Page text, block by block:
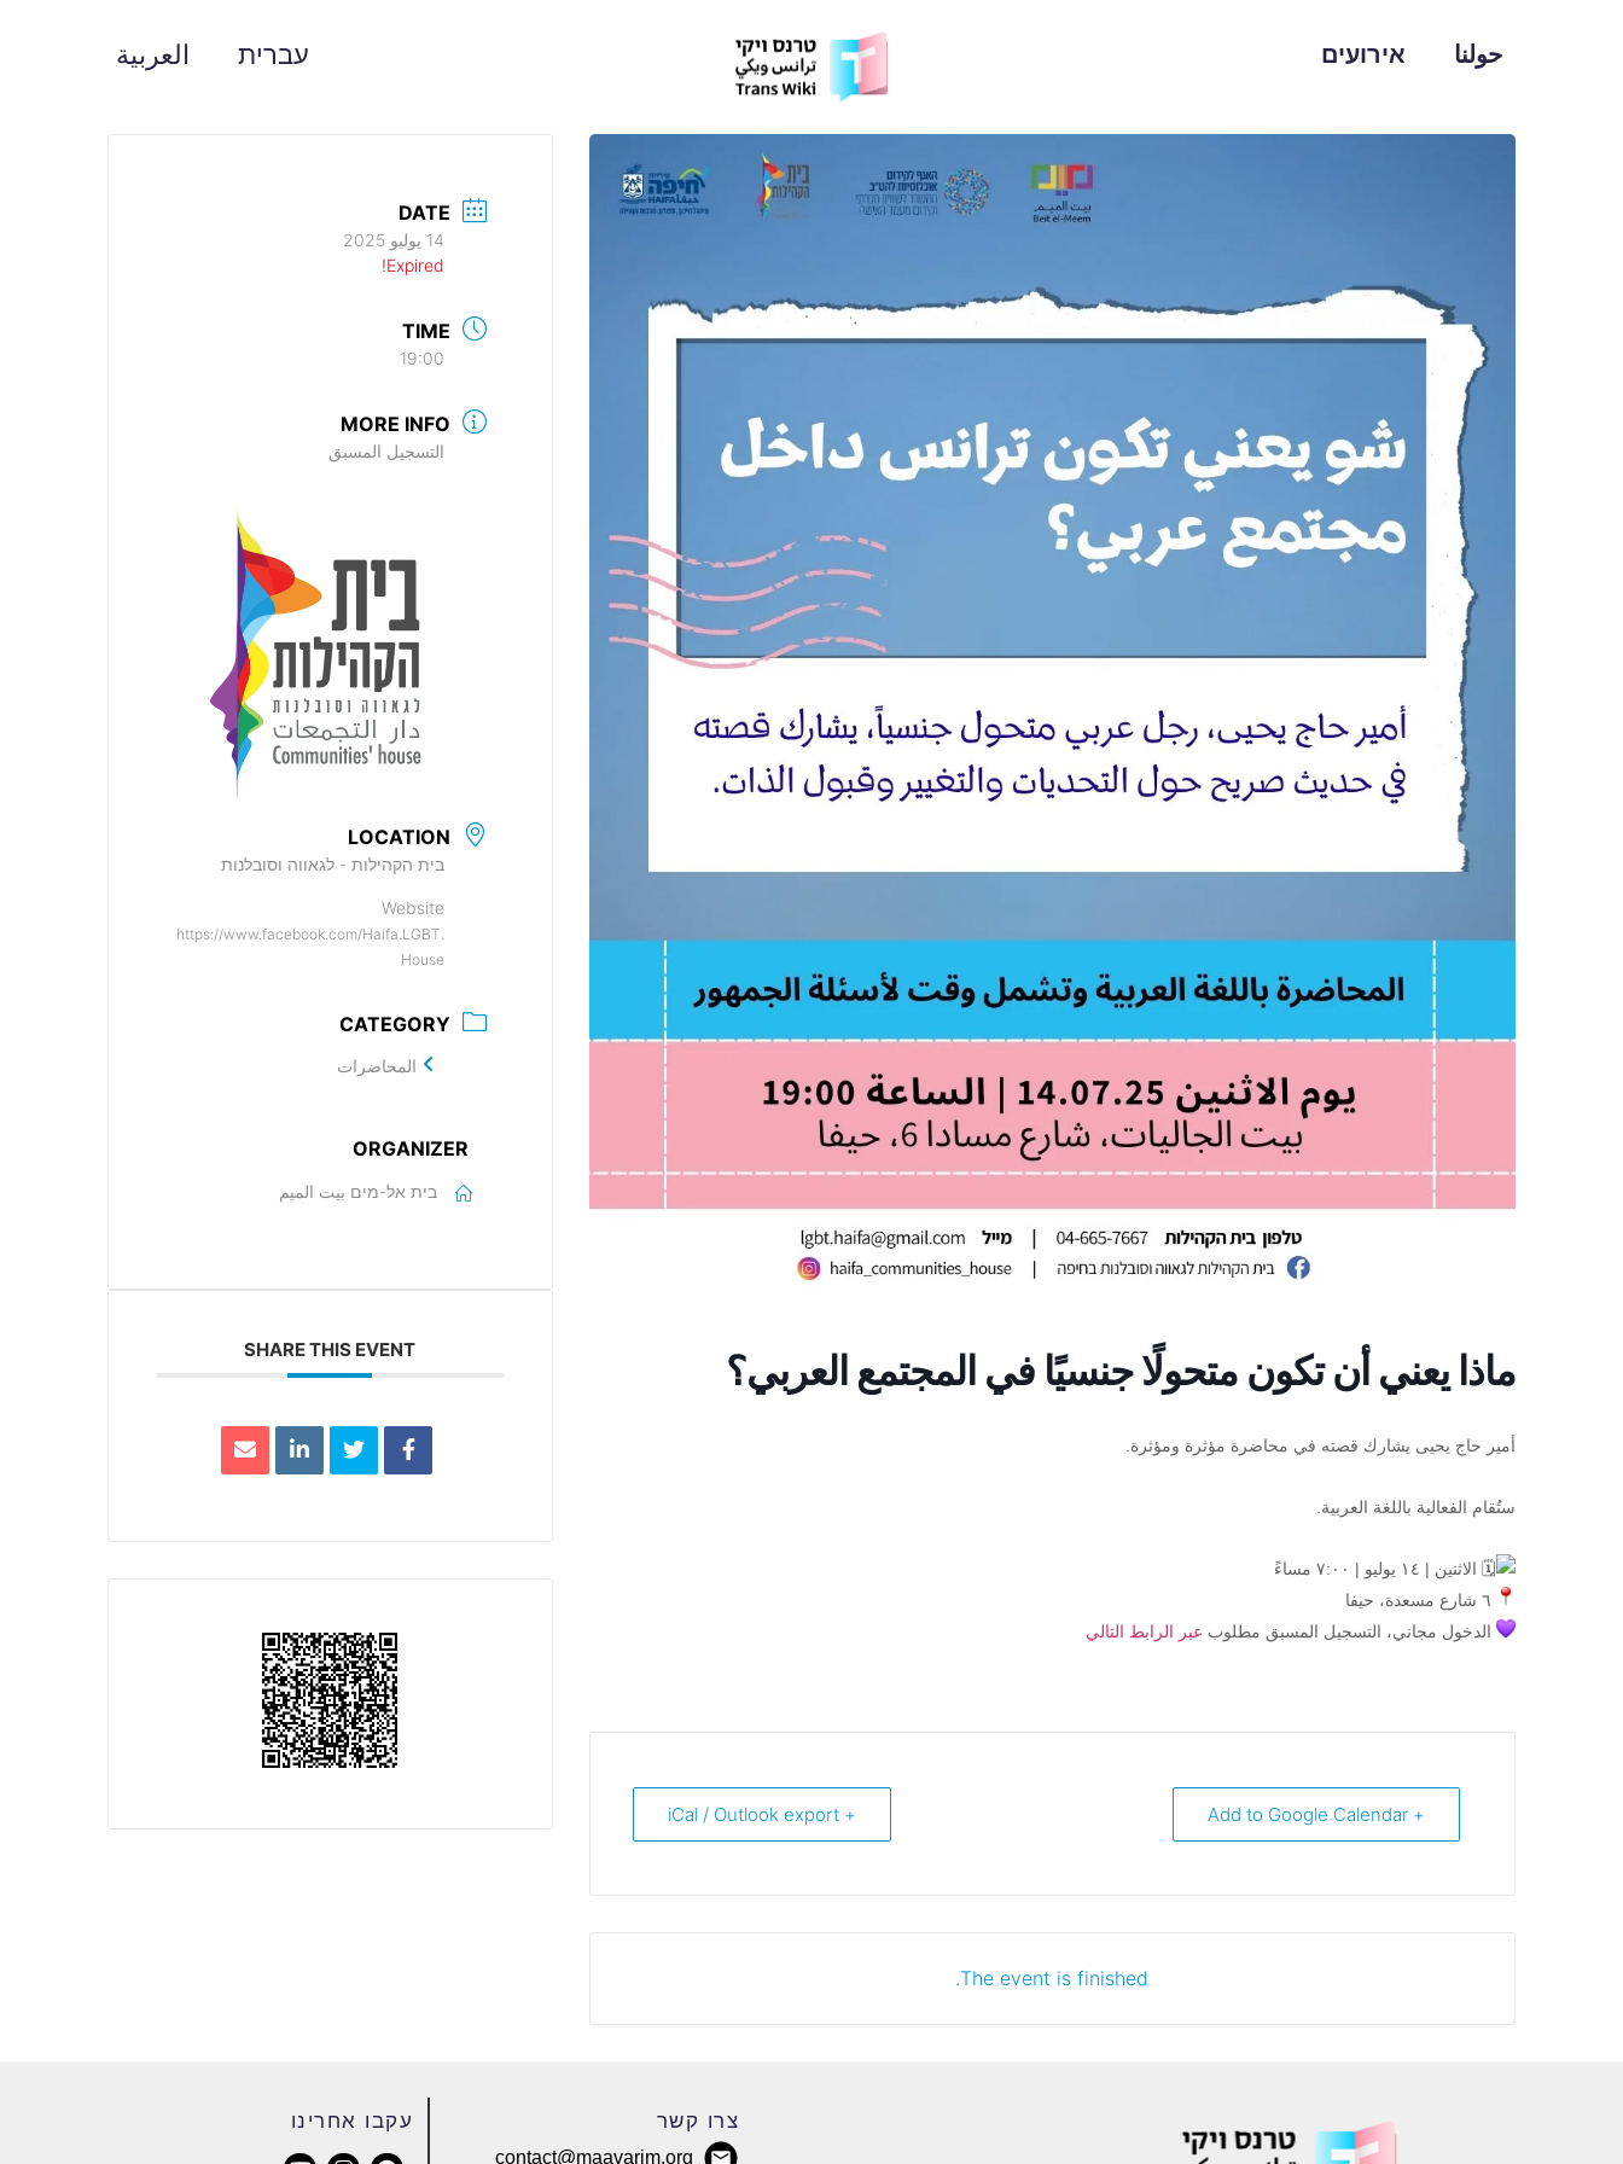
حولنا אירועים עברית العربية
ماذا يعني أن تكون متحولًا جنسيًا في المجتمع العربي؟
أمير حاج يحيى يشارك قصته في محاضرة مؤثرة ومؤثرة.
ستُقام الفعالية باللغة العربية.
الاثنين | ١٤ يوليو | ٧:٠٠ مساءً
الدخول مجاني، التسجيل المسبق مطلوب عبر الرابط التالي
+ Add to Google Calendar
+ iCal / Outlook export
The event is finished.
DATE
14 يوليو 2025
Expired!
TIME
19:00
MORE INFO
التسجيل المسبق
LOCATION
בית הקהילות - לגאווה וסובלנות
Website
https://www.facebook.com/Haifa.LGBT.
House
CATEGORY
المحاضرات
ORGANIZER
בית אל-מים بيت الميم
SHARE THIS EVENT
עקבו אחרינו צרו קשר
contact@maavarim.org